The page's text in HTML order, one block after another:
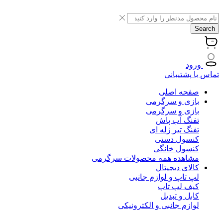
Search
ورود
تماس با پشتیبانی
صفحه اصلی
بازی و سرگرمی
بازی و سرگرمی
تفنگ آب پاش
تفنگ تیر ژله ای
کنسول دستی
کنسول خانگی
مشاهده همه محصولات سرگرمی
کالای دیجیتال
لپ تاپ و لوازم جانبی
کیف لپ تاپ
کابل و تبدیل
لوازم جانبی و الکترونیکی